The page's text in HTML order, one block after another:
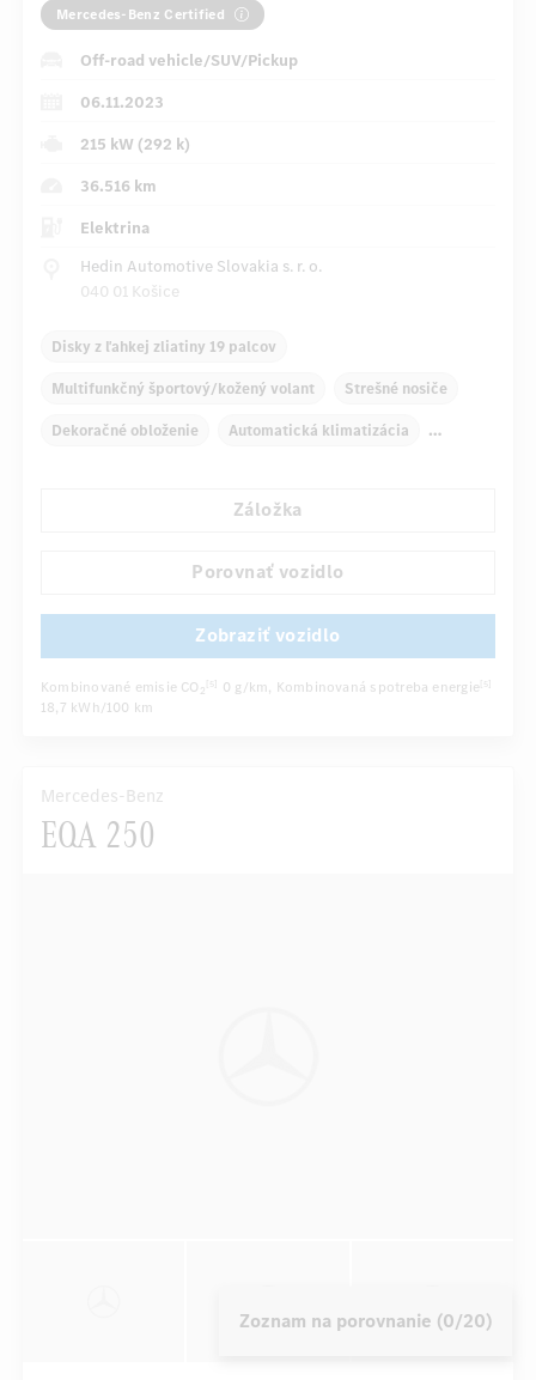
Mercedes-Benz Certified
Off-road vehicle/SUV/Pickup
06.11.2023
215 kW (292 k)
36.516 km
Elektrina
Hedin Automotive Slovakia s. r. o.
040 01 Košice
Disky z ľahkej zliatiny 19 palcov
Multifunkčný športový/kožený volant Strešné nosiče
Dekoračné obloženie Automatická klimatizácia
Snímač dažďa
Záložka
Porovnať vozidlo
Zobraziť vozidlo
Kombinované emisie CO 2 [5] 0 g/km, Kombinovaná spotreba energie [5]
18,7 kWh/100 km
Mercedes-Benz
EQA 250
Zoznam na porovnanie (0/20)